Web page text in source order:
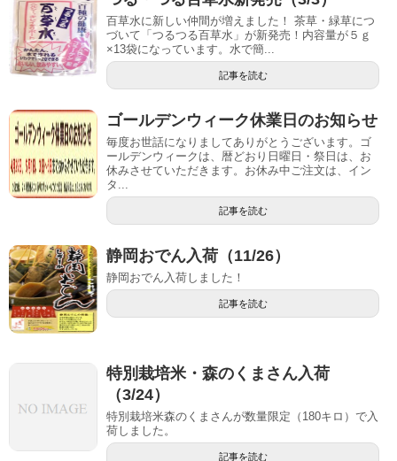
百草水に新しい仲間が増えました！ 茶草・緑草につ
づいて「つるつる百草水」が新発売！内容量が５ｇ
×13袋になっています。水で簡...
記事を読む
ゴールデンウィーク休業日のお知らせ
毎度お世話になりましてありがとうございます。ゴ
ールデンウィークは、暦どおり日曜日・祭日は、お
休みさせていただきます。お休み中ご注文は、イン
タ...
記事を読む
静岡おでん入荷（11/26）
静岡おでん入荷しました！
記事を読む
特別栽培米・森のくまさん入荷
（3/24）
特別栽培米森のくまさんが数量限定（180キロ）で入
荷しました。
記事を読む